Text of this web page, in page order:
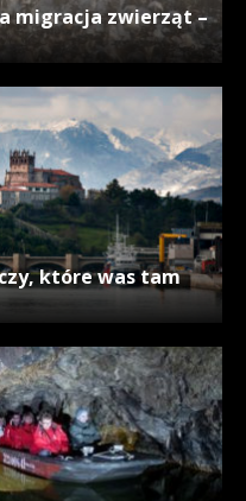
migracja zwierząt –
które was tam